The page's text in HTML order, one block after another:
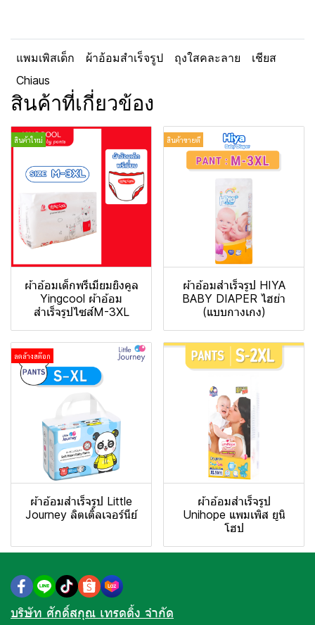
แพมเพิสเด็ก ผ้าอ้อมสำเร็จรูป ถุงใสคละลาย
เชียส
Chiaus
สินค้าที่เกี่ยวข้อง
สินค้าใหม่
ผ้าอ้อมเด็กพรีเมียมยิงคูล
Yingcool ผ้าอ้อม
สำเร็จรูปไซส์M-3XL
สินค้าขายดี
ผ้าอ้อมสำเร็จรูป HIYA
BABY DIAPER ไฮย่า
(แบบกางเกง)
ลดล้างสต๊อก
ผ้าอ้อมสำเร็จรูป Little
Journey ลิตเติ้ลเจอร์นีย์
ผ้าอ้อมสำเร็จรูป
Unihope แพมเพิส ยูนิ
โฮป
บริษัท ศักดิ์สกุณ เทรดดิ้ง จำกัด